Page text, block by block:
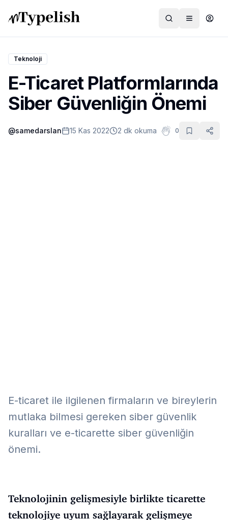
Dünya
Film ve Dizi
Kültür ve Sanat
Teknoloji
E-Ticaret Platformlarında
Siber Güvenliğin Önemi
@samedarslan 15 Kas 2022 2 dk okuma 0
E-ticaret ile ilgilenen firmaların ve bireylerin
mutlaka bilmesi gereken siber güvenlik
kuralları ve e-ticarette siber güvenliğin
önemi.
Teknolojinin gelişmesiyle birlikte ticarette
teknolojiye uyum sağlayarak gelişmeye